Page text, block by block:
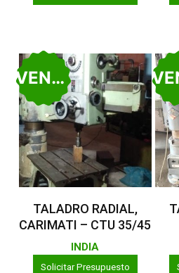
VENDIDO
TALADRO RADIAL,
CARIMATI – CTU 35/45
INDIA
Solicitar Presupuesto